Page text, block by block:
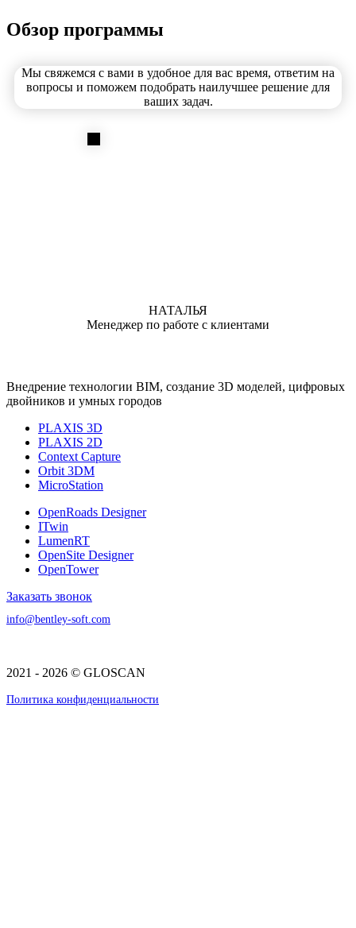
Обзор программы
Мы свяжемся с вами в удобное для вас время, ответим на
вопросы и поможем подобрать наилучшее решение для
ваших задач.
НАТАЛЬЯ
Менеджер по работе с клиентами
Внедрение технологии BIM, создание 3D моделей, цифровых
двойников и умных городов
PLAXIS 3D
PLAXIS 2D
Context Capture
Orbit 3DM
MicroStation
OpenRoads Designer
ITwin
LumenRT
OpenSite Designer
OpenTower
Заказать звонок
info@bentley-soft.com
2021 - 2026 © GLOSCAN
Политика конфиденциальности